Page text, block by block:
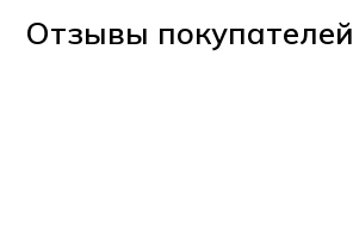
Отзывы покупателей